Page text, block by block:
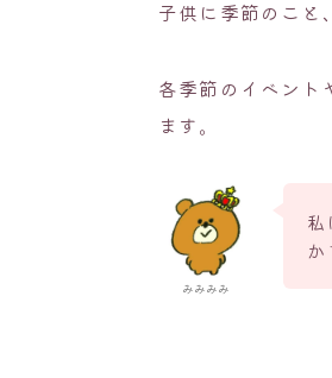
子供に季節のこと
各季節のイベント
ます。
みみみみ
私